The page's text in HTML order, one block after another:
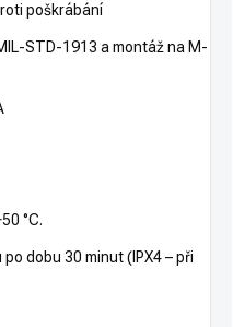
poškrábání
STD-1913 a montáž na M-
°C.
po dobu 30 minut (IPX4 – při